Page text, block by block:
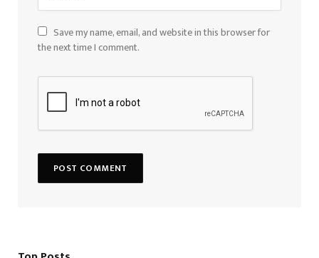
Save my name, email, and website in this browser for
the next time I comment.